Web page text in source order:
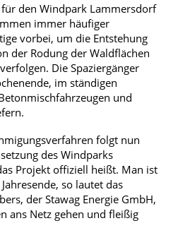
den Windpark Lammersdorf
immer häufiger
vorbei, um die Entstehung
der Rodung der Waldflächen
Die Spaziergänger
im ständigen
und
folgt nun
des Windparks
Projekt offiziell heißt. Man ist
so lautet das
der Stawag Energie GmbH,
ans Netz gehen und fleißig